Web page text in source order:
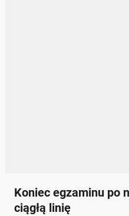
Koniec egzaminu po
ciągłą linię